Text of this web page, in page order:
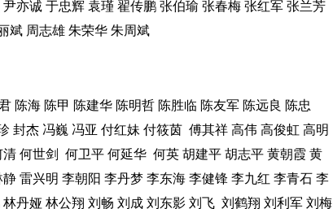
尹亦诚 于忠辉 袁瑾 翟传鹏 张伯瑜 张春梅 张红军 张兰芳
斌 周志雄 朱荣华 朱周斌
陈海 陈甲 陈建华 陈明哲 陈胜临 陈友军 陈远良 陈忠
封杰 冯巍 冯亚 付红妹 付筱茵 傅其祥 高伟 高俊虹 高明
清 何世剑 何卫平 何延华 何英 胡建平 胡志平 黄朝霞 黄
静 雷兴明 李朝阳 李丹梦 李东海 李健锋 李九红 李青石 李
林丹娅 林公翔 刘畅 刘成 刘东影 刘飞 刘鹤翔 刘利军 刘梅